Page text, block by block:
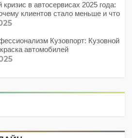
в автосервисах 2025 года:
клиентов стало меньше и что
Кузовпорт: Кузовной
автомобилей